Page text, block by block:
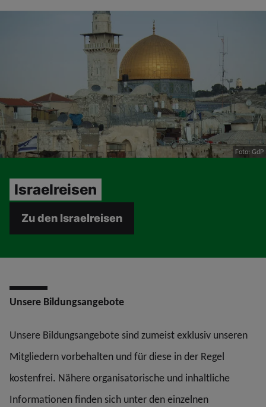
Foto: GdP
Israelreisen
Zu den Israelreisen
Unsere Bildungsangebote
Unsere Bildungsangebote sind zumeist exklusiv unseren
Mitgliedern vorbehalten und für diese in der Regel
kostenfrei. Nähere organisatorische und inhaltliche
Informationen finden sich unter den einzelnen